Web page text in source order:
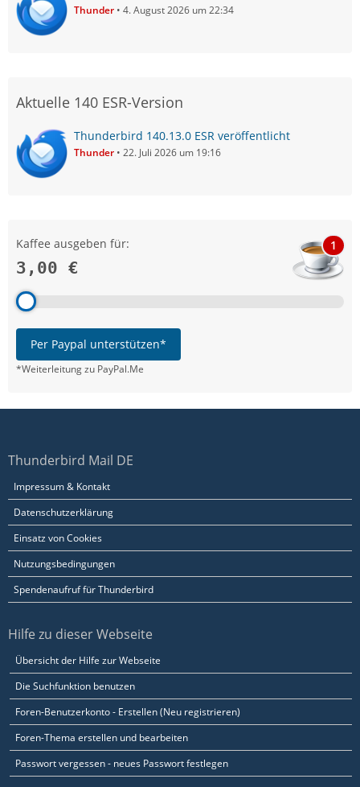
Thunder 4. August 2026 um 22:34
Aktuelle 140 ESR-Version
Thunderbird 140.13.0 ESR veröffentlicht
Thunder 22. Juli 2026 um 19:16
Kaffee ausgeben für:
3,00 €
1
Per Paypal unterstützen*
*Weiterleitung zu PayPal.Me
Thunderbird Mail DE
Impressum & Kontakt
Datenschutzerklärung
Einsatz von Cookies
Nutzungsbedingungen
Spendenaufruf für Thunderbird
Hilfe zu dieser Webseite
Übersicht der Hilfe zur Webseite
Die Suchfunktion benutzen
Foren-Benutzerkonto - Erstellen (Neu registrieren)
Foren-Thema erstellen und bearbeiten
Passwort vergessen - neues Passwort festlegen